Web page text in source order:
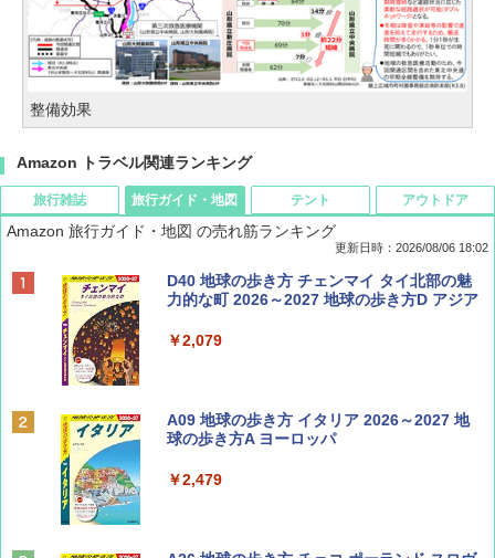
整備効果
Amazon トラベル関連ランキング
旅行雑誌
ディズニーファン ２０２６年 ９月号 [雑
誌] (ＤＩＳＮＥＹ ＦＡＮ)
￥713
Coyote No.89 特集 星野道夫 夢見る旅
旅行ガイド・地図
Amazon 旅行ガイド・地図 の売れ筋ランキング
更新日時：2026/08/06 18:02
D40 地球の歩き方 チェンマイ タイ北部の魅
力的な町 2026～2027 地球の歩き方D アジア
￥2,079
A09 地球の歩き方 イタリア 2026～2027 地
球の歩き方A ヨーロッパ
￥2,479
テント アウトドア